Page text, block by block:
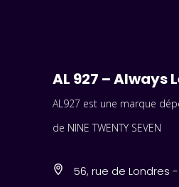
AL 927 – Always
AL927 est une marque
de NINE TWENTY SEVEN
56, rue de Londres